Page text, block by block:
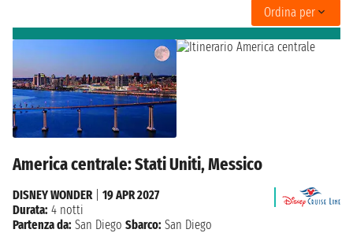
Ordina per
America centrale: Stati Uniti, Messico
DISNEY WONDER| 19 APR 2027
Durata: 4 notti
Partenza da: San Diego Sbarco: San Diego